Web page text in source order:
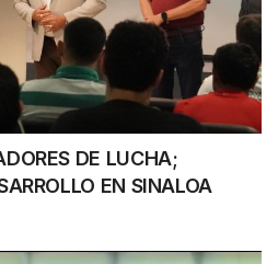
DE LUCHA;
EN SINALOA